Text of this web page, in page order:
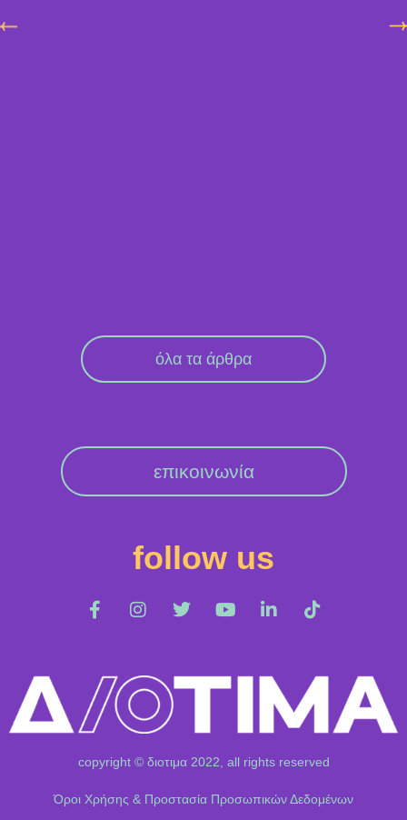
όλα τα άρθρα
επικοινωνία
follow us
copyright © διοτιμα 2022, all rights reserved
Όροι Χρήσης & Προστασία Προσωπικών Δεδομένων